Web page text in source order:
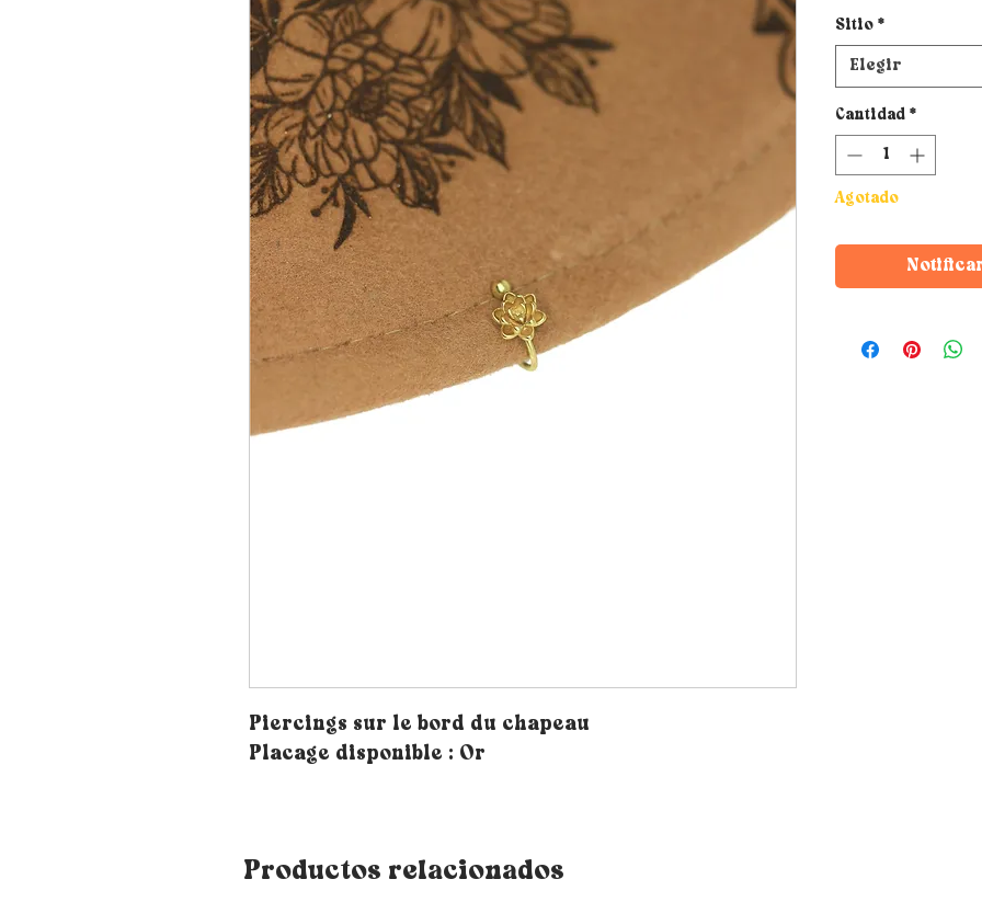
Piercings sur le bord du chapeau
Placage disponible : Or
Sitio *
Elegir
Cantidad *
Agotado
Productos relacionados